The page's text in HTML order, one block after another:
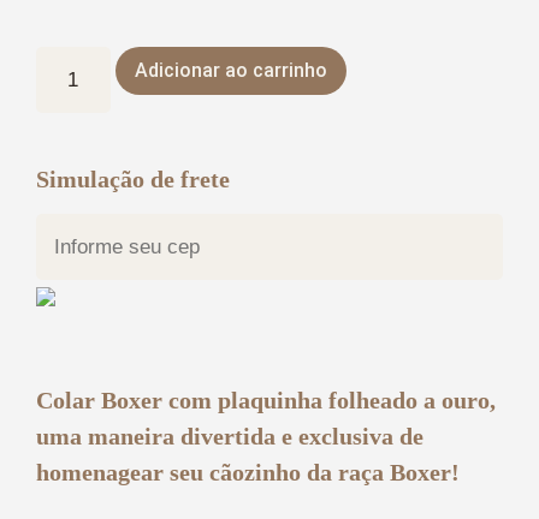
Adicionar ao carrinho
Simulação de frete
Colar Boxer com plaquinha folheado a ouro,
uma maneira divertida e exclusiva de
homenagear seu cãozinho da raça Boxer!